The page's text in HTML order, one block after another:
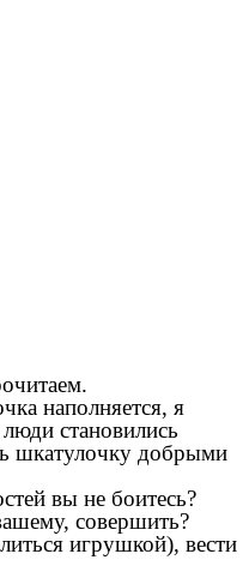
наполняется, я
становились
шкатулочку добрыми
вы не боитесь?
совершить?
игрушкой), вести